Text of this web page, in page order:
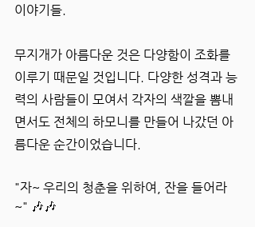
이야기들.
무지개가 아름다운 것은 다양함이 조화를
이루기 때문일 것입니다. 다양한 성격과 능
력의 사람들이 모여서 각자의 색깔을 뽐내
면서도 전체의 하모니를 만들어 나갔던 아
름다운 순간이었습니다.
"자~ 우리의 청춘을 위하여, 잔을 들어라
~" 🎶🎶